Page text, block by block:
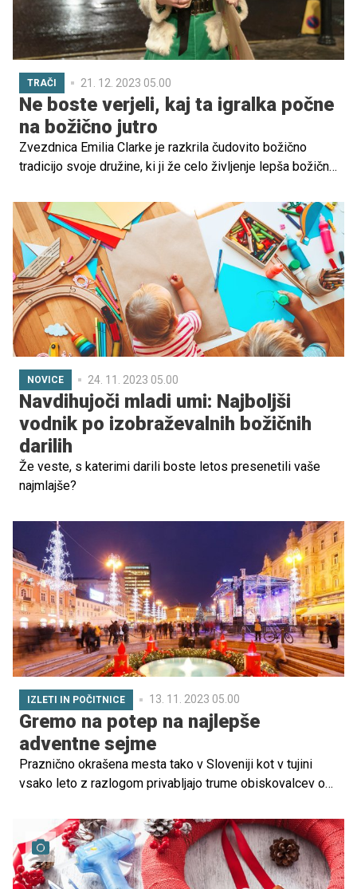
TRAČI 21. 12. 2023 05.00
Ne boste verjeli, kaj ta igralka počne
na božično jutro
Zvezdnica Emilia Clarke je razkrila čudovito božično
tradicijo svoje družine, ki ji že celo življenje lepša božična
NOVICE 24. 11. 2023 05.00
Navdihujoči mladi umi: Najboljši
vodnik po izobraževalnih božičnih
darilih
Že veste, s katerimi darili boste letos presenetili vaše
najmlajše?
IZLETI IN POČITNICE 13. 11. 2023 05.00
Gremo na potep na najlepše
adventne sejme
Praznično okrašena mesta tako v Sloveniji kot v tujini
vsako leto z razlogom privabljajo trume obiskovalcev od
vonj toplih napitkov, ki se vije po zraku, bogato založene
stojnice z dobrotami in darilci, predstave in koncerti za
odrasle ter otroke ... Da, božični sejmi so pravi raj za vse
generacije, predvsem pa za družine. Če torej želite